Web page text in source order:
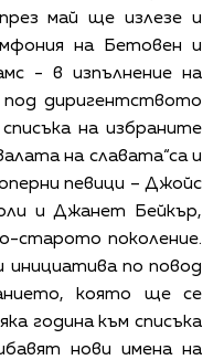
май ще излезе и
на Бетовен и
- в изпълнение на
под диригентството
на избраните
на славата“са и
певици – Джойс
и Джанет Бейкър,
старото поколение.
инициатива по повод
която ще се
година към списъка
нови имена на